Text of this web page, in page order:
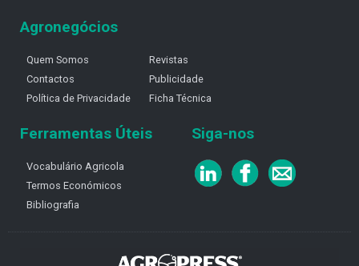
Agronegócios
Quem Somos
Contactos
Política de Privacidade
Revistas
Publicidade
Ficha Técnica
Ferramentas Úteis
Vocabulário Agricola
Termos Económicos
Bibliografia
Siga-nos